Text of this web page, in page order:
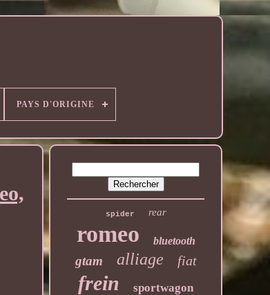
PAYS D'ORIGINE
spider rear
romeo bluetooth
gtam alliage fiat
frein sportwagon